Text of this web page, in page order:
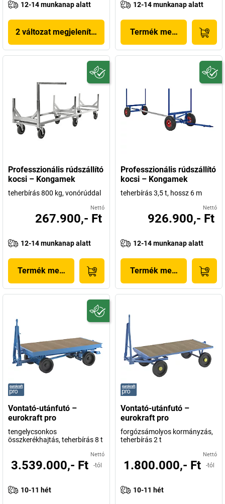
12-14 munkanap alatt
2 változat megjelenítése
12-14 munkanap alatt
Termék megjelenítése
Professzionális rúdszállító
kocsi – Kongamek
teherbírás 800 kg, vonórúddal
Nettó
267.900,- Ft
12-14 munkanap alatt
Termék megjelenítése
Professzionális rúdszállító
kocsi – Kongamek
teherbírás 3,5 t, hossz 6 m
Nettó
926.900,- Ft
12-14 munkanap alatt
Termék megjelenítése
Vontató-utánfutó –
eurokraft pro
tengelycsonkos
összkerékhajtás, teherbírás 8 t
Nettó
3.539.000,- Ft -tól
10-11 hét
Vontató-utánfutó –
eurokraft pro
forgózsámolyos kormányzás,
teherbírás 2 t
Nettó
1.800.000,- Ft -tól
10-11 hét